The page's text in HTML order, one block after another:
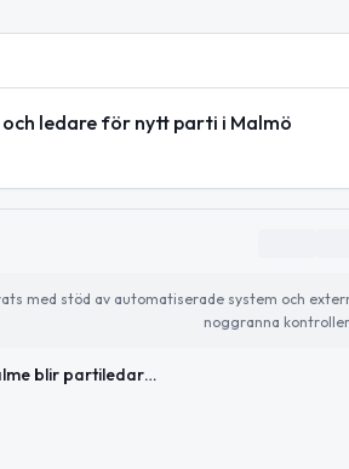
ledare för nytt parti i Malmö
med stöd av automatiserade system och
noggranna
AI-Olof Palme blir partiledare för nystartat parti i Malmö